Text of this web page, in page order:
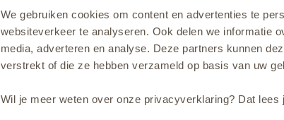
We gebruiken cookies om content en advertenties te
websiteverkeer te analyseren. Ook delen we informatie
media, adverteren en analyse. Deze partners kunnen
verstrekt of die ze hebben verzameld op basis van uw
Wil je meer weten over onze privacyverklaring? Dat lees